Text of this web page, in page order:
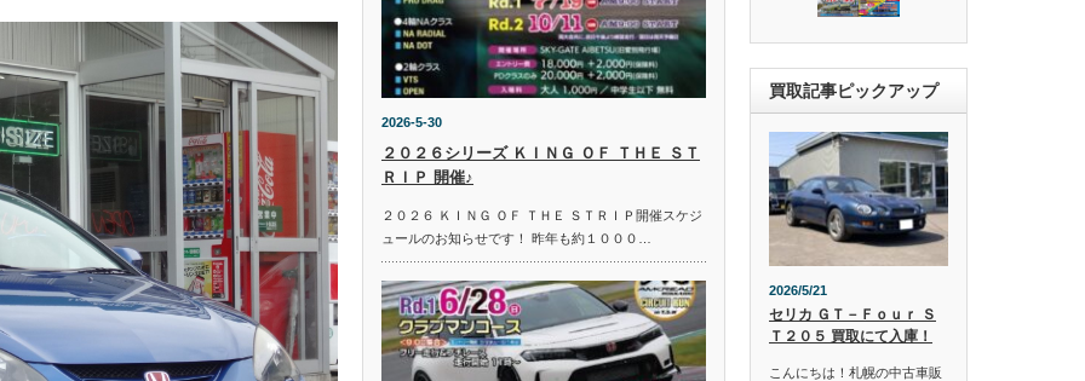
2026-5-30
２０２６シリーズ ＫＩＮＧ ＯＦ ＴＨＥ ＳＴ
ＲＩＰ 開催♪
２０２６ ＫＩＮＧ ＯＦ ＴＨＥ ＳＴＲＩＰ開催スケジ
ュールのお知らせです！ 昨年も約１０００…
買取記事ピックアップ
2026/5/21
セリカ ＧＴ－Ｆｏｕｒ Ｓ
Ｔ２０５ 買取にて入庫！
こんにちは！札幌の中古車販